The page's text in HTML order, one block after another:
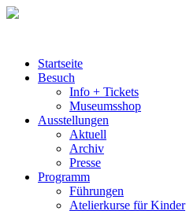
Startseite
Besuch
Info + Tickets
Museumsshop
Ausstellungen
Aktuell
Archiv
Presse
Programm
Führungen
Atelierkurse für Kinder